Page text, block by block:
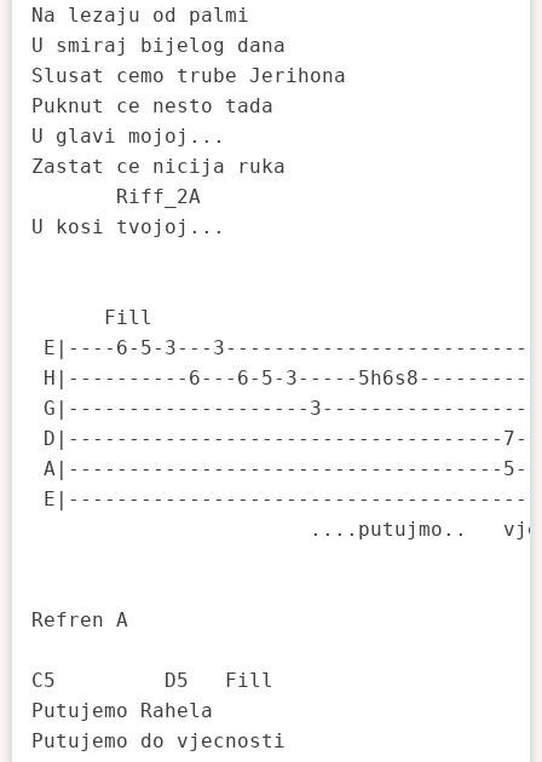
Na lezaju od palmi
U smiraj bijelog dana
Slusat cemo trube Jerihona
Puknut ce nesto tada
U glavi mojoj...
Zastat ce nicija ruka
       Riff_2A
U kosi tvojoj...
      Fill
E|----6-5-3---
H|----------6---6-5-3-----
G|--------------------
D|------------------------------------
A|------------------------------------
....putujmo..
Refren A
C5         D5   Fill
Putujemo Rahela
Putujemo do vjecnosti